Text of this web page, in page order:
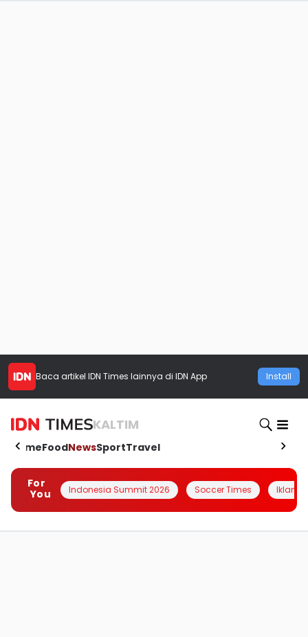
Baca artikel IDN Times lainnya di IDN App Install
KALTIM
HomeFoodNewsSportTravel
For
You
Indonesia Summit 2026 Soccer Times Iklanin